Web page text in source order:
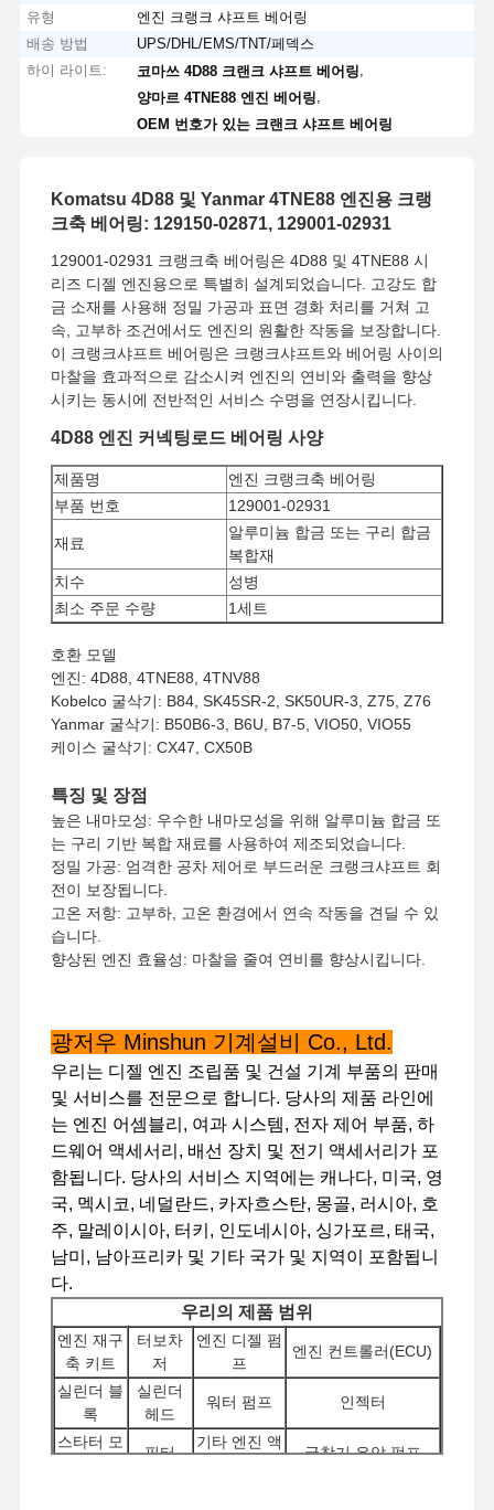
집 제품 VR 쇼
우리 에 관한
유형
엔진 크랭크 샤프트 베어링
배송 방법
UPS/DHL/EMS/TNT/페덱스
하이 라이트:
코마쓰 4D88 크랜크 샤프트 베어링
양마르 4TNE88 엔진 베어링
OEM 번호가 있는 크랜크 샤프트 베어링
Komatsu 4D88 및 Yanmar 4TNE88 엔진용 크랭
크축 베어링: 129150-02871, 129001-02931
129001-02931 크랭크축 베어링은 4D88 및 4TNE88 시
리즈 디젤 엔진용으로 특별히 설계되었습니다. 고강도 합
금 소재를 사용해 정밀 가공과 표면 경화 처리를 거쳐 고
속, 고부하 조건에서도 엔진의 원활한 작동을 보장합니다.
이 크랭크샤프트 베어링은 크랭크샤프트와 베어링 사이의
마찰을 효과적으로 감소시켜 엔진의 연비와 출력을 향상
시키는 동시에 전반적인 서비스 수명을 연장시킵니다.
4D88 엔진 커넥팅로드 베어링 사양
제품명
엔진 크랭크축 베어링
부품 번호
129001-02931
재료
알루미늄 합금 또는 구리 합금
복합재
치수
성병
최소 주문 수량
1세트
배송 방법
호환 모델
엔진: 4D88, 4TNE88, 4TNV88
Kobelco 굴삭기: B84, SK45SR-2, SK50UR-3, Z75, Z76
Yanmar 굴삭기: B50B6-3, B6U, B7-5, VIO50, VIO55
케이스 굴삭기: CX47, CX50B
특징 및 장점
높은 내마모성: 우수한 내마모성을 위해 알루미늄 합금 또
는 구리 기반 복합 재료를 사용하여 제조되었습니다.
정밀 가공: 엄격한 공차 제어로 부드러운 크랭크샤프트 회
전이 보장됩니다.
고온 저항: 고부하, 고온 환경에서 연속 작동을 견딜 수 있
습니다.
향상된 엔진 효율성: 마찰을 줄여 연비를 향상시킵니다.
광저우 Minshun 기계설비 Co., Ltd.
우리는 디젤 엔진 조립품 및 건설 기계 부품의 판매
및 서비스를 전문으로 합니다. 당사의 제품 라인에
는 엔진 어셈블리, 여과 시스템, 전자 제어 부품, 하
드웨어 액세서리, 배선 장치 및 전기 액세서리가 포
함됩니다. 당사의 서비스 지역에는 캐나다, 미국, 영
국, 멕시코, 네덜란드, 카자흐스탄, 몽골, 러시아, 호
주, 말레이시아, 터키, 인도네시아, 싱가포르, 태국,
남미, 남아프리카 및 기타 국가 및 지역이 포함됩니
다.
우리의 제품 범위
엔진 재구
축 키트
터보차
저
엔진 디젤 펌
프
엔진 컨트롤러(ECU)
실린더 블
록
실린더
헤드
워터 펌프 인젝터
스타터 모
필터
기타 엔진 액
굴착기 유압 펌프